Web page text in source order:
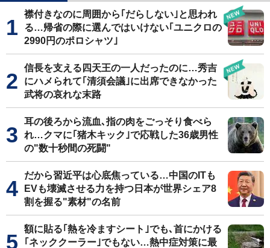
襟付きなのに周囲から｢だらしない｣と思われ
る…帰省の際に選んではいけない｢ユニクロの
2990円のポロシャツ｣
信長を支える四天王の一人だったのに…秀吉
にハメられて｢清須会議｣に出席できなかった
武将の哀れな末路
耳の後ろから流血､指の肉をごっそり食べら
れ…クマに｢猪木キック｣で応戦した36歳男性
の"数十秒間の死闘"
だから習近平は心底焦っている…中国のITも
EVも壊滅させる力を持つ日本が世界シェア8
割を握る"素材"の名前
額に貼る｢熱を冷ますシート｣でも､首にかける
｢ネッククーラー｣でもない…熱中症対策に最